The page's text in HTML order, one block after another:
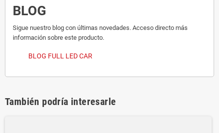
BLOG
Sigue nuestro blog con últimas novedades. Acceso directo más
información sobre este producto.
BLOG FULL LED CAR
También podría interesarle